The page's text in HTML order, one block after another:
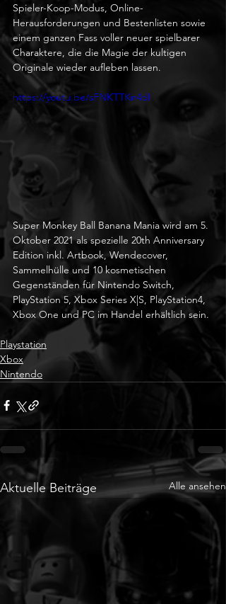
Spieler-Koop-Modus, Online-
Herausforderungen und Bestenlisten sowie
einem ganzen Fass voller neuer spielbarer
Charaktere, die die Magie der kultigen
Originale wieder aufleben lassen.
https://youtu.be/sFNKTTKn4dI
Super Monkey Ball Banana Mania wird am 5.
Oktober 2021 als spezielle 20th Anniversary
Edition inkl. Artbook, Wendecover,
Sammelhülle und 10 kosmetischen
Gegenständen für Nintendo Switch,
PlayStation 5, Xbox Series X|S, PlayStation4,
Xbox One und PC im Handel erhältlich sein.
Playstation
Xbox
Nintendo
Aktuelle Beiträge Alle ansehen